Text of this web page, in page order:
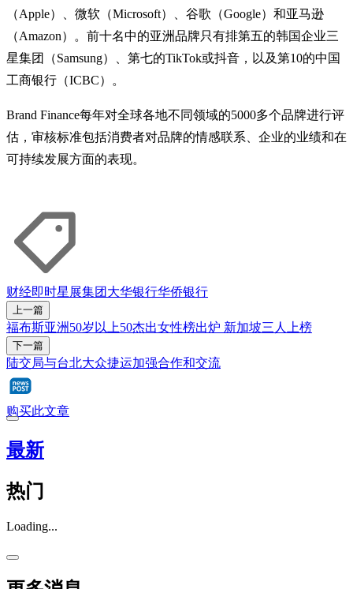
（Apple）、微软（Microsoft）、谷歌（Google）和亚马逊
（Amazon）。前十名中的亚洲品牌只有排第五的韩国企业三
星集团（Samsung）、第七的TikTok或抖音，以及第10的中国
工商银行（ICBC）。
Brand Finance每年对全球各地不同领域的5000多个品牌进行评
估，审核标准包括消费者对品牌的情感联系、企业的业绩和在
可持续发展方面的表现。
财经即时星展集团 大华银行华侨银行
上一篇
福布斯亚洲50岁以上50杰出女性榜出炉 新加坡三人上榜
下一篇
陆交局与台北大众捷运加强合作和交流
购买此文章
最新
热门
Loading...